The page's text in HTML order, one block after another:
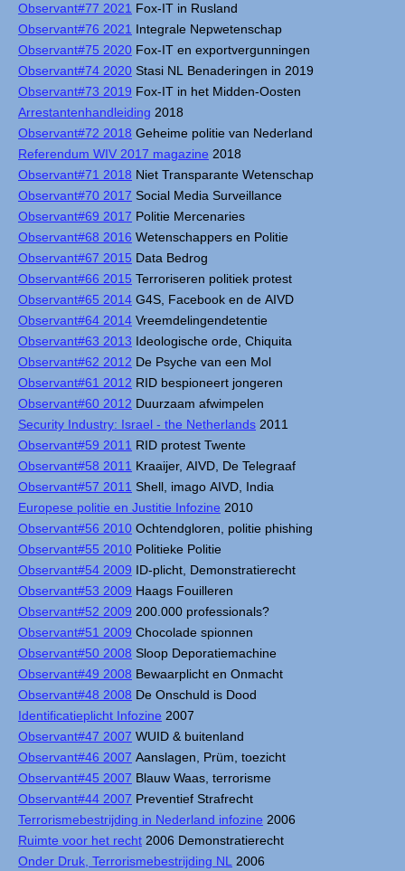
Observant#77 2021 Fox-IT in Rusland
Observant#76 2021 Integrale Nepwetenschap
Observant#75 2020 Fox-IT en exportvergunningen
Observant#74 2020 Stasi NL Benaderingen in 2019
Observant#73 2019 Fox-IT in het Midden-Oosten
Arrestantenhandleiding 2018
Observant#72 2018 Geheime politie van Nederland
Referendum WIV 2017 magazine 2018
Observant#71 2018 Niet Transparante Wetenschap
Observant#70 2017 Social Media Surveillance
Observant#69 2017 Politie Mercenaries
Observant#68 2016 Wetenschappers en Politie
Observant#67 2015 Data Bedrog
Observant#66 2015 Terroriseren politiek protest
Observant#65 2014 G4S, Facebook en de AIVD
Observant#64 2014 Vreemdelingendetentie
Observant#63 2013 Ideologische orde, Chiquita
Observant#62 2012 De Psyche van een Mol
Observant#61 2012 RID bespioneert jongeren
Observant#60 2012 Duurzaam afwimpelen
Security Industry: Israel - the Netherlands 2011
Observant#59 2011 RID protest Twente
Observant#58 2011 Kraaijer, AIVD, De Telegraaf
Observant#57 2011 Shell, imago AIVD, India
Europese politie en Justitie Infozine 2010
Observant#56 2010 Ochtendgloren, politie phishing
Observant#55 2010 Politieke Politie
Observant#54 2009 ID-plicht, Demonstratierecht
Observant#53 2009 Haags Fouilleren
Observant#52 2009 200.000 professionals?
Observant#51 2009 Chocolade spionnen
Observant#50 2008 Sloop Deporatiemachine
Observant#49 2008 Bewaarplicht en Onmacht
Observant#48 2008 De Onschuld is Dood
Identificatieplicht Infozine 2007
Observant#47 2007 WUID & buitenland
Observant#46 2007 Aanslagen, Prüm, toezicht
Observant#45 2007 Blauw Waas, terrorisme
Observant#44 2007 Preventief Strafrecht
Terrorismebestrijding in Nederland infozine 2006
Ruimte voor het recht 2006 Demonstratierecht
Onder Druk, Terrorismebestrijding NL
2006